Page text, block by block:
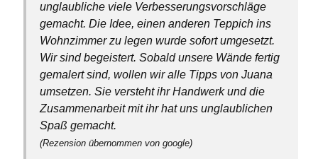
unglaubliche viele Verbesserungsvorschläge
gemacht. Die Idee, einen anderen Teppich ins
Wohnzimmer zu legen wurde sofort umgesetzt.
Wir sind begeistert. Sobald unsere Wände fertig
gemalert sind, wollen wir alle Tipps von Juana
umsetzen. Sie versteht ihr Handwerk und die
Zusammenarbeit mit ihr hat uns unglaublichen
Spaß gemacht.
(Rezension übernommen von google)